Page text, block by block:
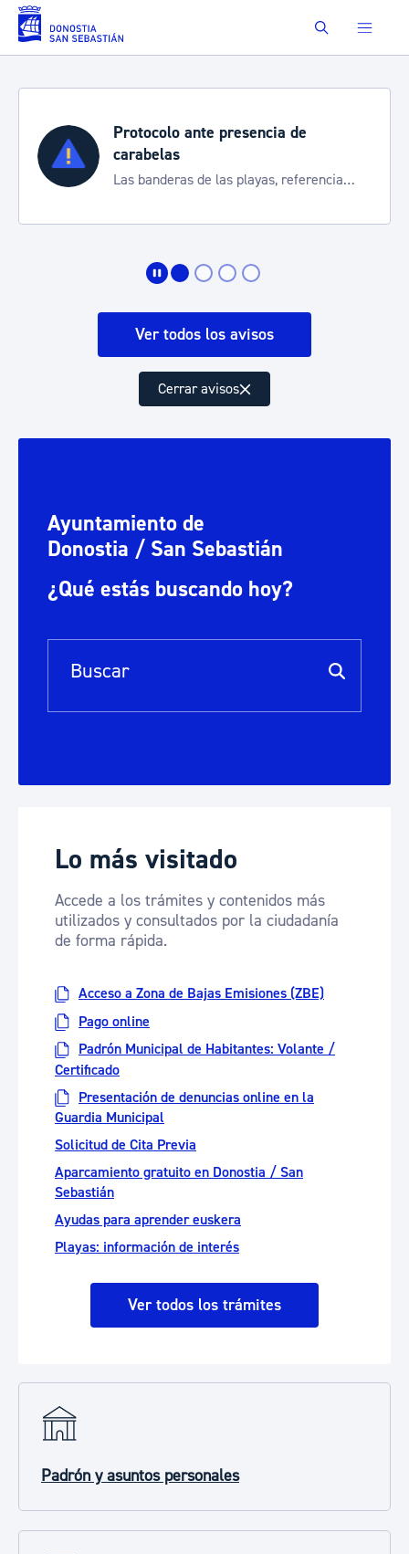
Saltar al contenido principal Buscar
Semana Grande 2026
Cortes de tráfico y servicios
de transporte
Ver todos los avisos
Cerrar avisos
Ayuntamiento de
Donostia / San Sebastián
¿Qué estás buscando hoy?
Barra de búsqueda
Lo más visitado
Accede a los trámites y contenidos más
utilizados y consultados por la ciudadanía
de forma rápida.
Acceso a Zona de Bajas Emisiones (ZBE)
Pago online
Padrón Municipal de Habitantes: Volante /
Certificado
Presentación de denuncias online en la
Guardia Municipal
Solicitud de Cita Previa
Aparcamiento gratuito en Donostia / San
Sebastián
Ayudas para aprender euskera
Playas: información de interés
Ver todos los trámites
Padrón y asuntos personales